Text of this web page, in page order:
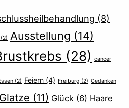
(8)
(2) Ausstellung (14)
(28) cancer
(2) Feiern (4) Freiburg (2) Gedanken
Glatze (11) Glück (6) Haare